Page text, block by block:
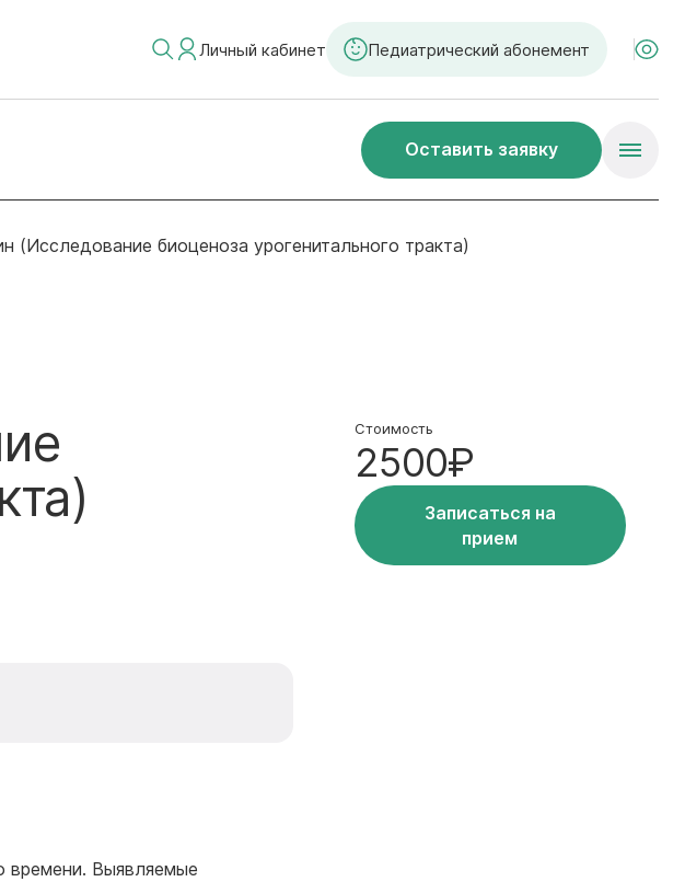
Личный кабинет Педиатрический абонемент
Оставить заявку
(Исследование биоценоза урогенитального тракта)
времени. Выявляемые
Стоимость
2500₽
Записаться на
прием